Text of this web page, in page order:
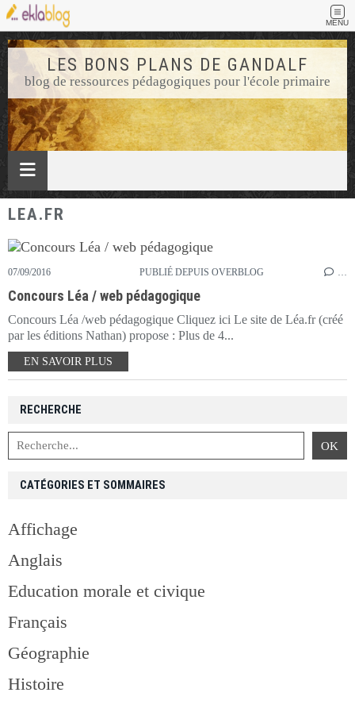
MENU
LES BONS PLANS DE GANDALF
blog de ressources pédagogiques pour l'école primaire
LEA.FR
07/09/2016 PUBLIÉ DEPUIS OVERBLOG …
Concours Léa / web pédagogique
Concours Léa /web pédagogique Cliquez ici Le site de Léa.fr (créé
par les éditions Nathan) propose : Plus de 4...
EN SAVOIR PLUS
RECHERCHE
CATÉGORIES ET SOMMAIRES
Affichage
Anglais
Education morale et civique
Français
Géographie
Histoire